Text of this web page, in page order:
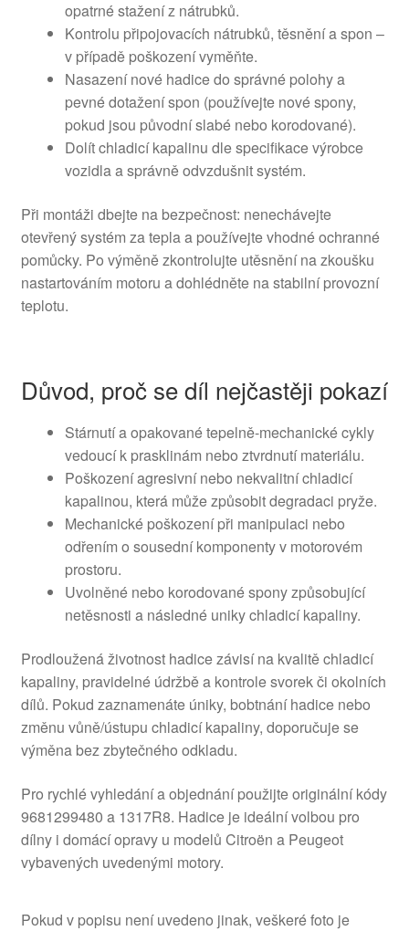
opatrné stažení z nátrubků.
Kontrolu připojovacích nátrubků, těsnění a spon –
v případě poškození vyměňte.
Nasazení nové hadice do správné polohy a
pevné dotažení spon (používejte nové spony,
pokud jsou původní slabé nebo korodované).
Dolít chladicí kapalinu dle specifikace výrobce
vozidla a správně odvzdušnit systém.
Při montáži dbejte na bezpečnost: nenechávejte
otevřený systém za tepla a používejte vhodné ochranné
pomůcky. Po výměně zkontrolujte utěsnění na zkoušku
nastartováním motoru a dohlédněte na stabilní provozní
teplotu.
Důvod, proč se díl nejčastěji pokazí
Stárnutí a opakované tepelně-mechanické cykly
vedoucí k prasklinám nebo ztvrdnutí materiálu.
Poškození agresivní nebo nekvalitní chladicí
kapalinou, která může způsobit degradaci pryže.
Mechanické poškození při manipulaci nebo
odřením o sousední komponenty v motorovém
prostoru.
Uvolněné nebo korodované spony způsobující
netěsnosti a následné uniky chladicí kapaliny.
Prodloužená životnost hadice závisí na kvalitě chladicí
kapaliny, pravidelné údržbě a kontrole svorek či okolních
dílů. Pokud zaznamenáte úniky, bobtnání hadice nebo
změnu vůně/ústupu chladicí kapaliny, doporučuje se
výměna bez zbytečného odkladu.
Pro rychlé vyhledání a objednání použijte originální kódy
9681299480 a 1317R8. Hadice je ideální volbou pro
dílny i domácí opravy u modelů Citroën a Peugeot
vybavených uvedenými motory.
Pokud v popisu není uvedeno jinak, veškeré foto je